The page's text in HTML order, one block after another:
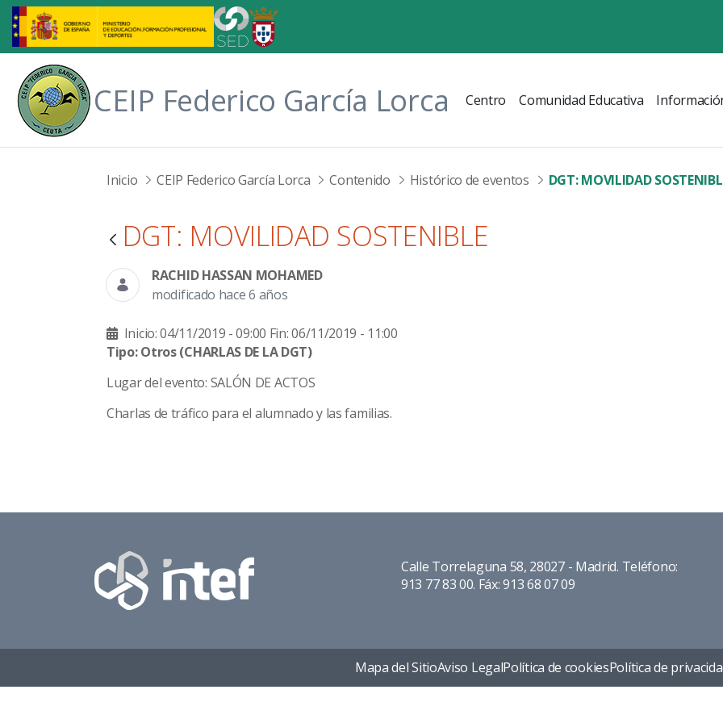
Saltar al contenido principal
CEIP Federico García Lorca Centro Comunidad Educativa
Inicio CEIP Federico García Lorca Contenido Histórico de eventos DGT: MOVILIDAD
DGT: MOVILIDAD SOSTENIBLE
RACHID HASSAN MOHAMED
modificado hace 6 años
Inicio: 04/11/2019 - 09:00 Fin: 06/11/2019 - 11:00
Tipo: Otros(CHARLAS DE LA DGT)
Lugar del evento: SALÓN DE ACTOS
Charlas de tráfico para el alumnado y las familias.
Calle Torrelaguna 58, 28027 - Madrid. Teléfono:
913 77 83 00. Fáx: 913 68 07 09
Mapa del SitioAviso LegalPolítica de cookiesPolítica de